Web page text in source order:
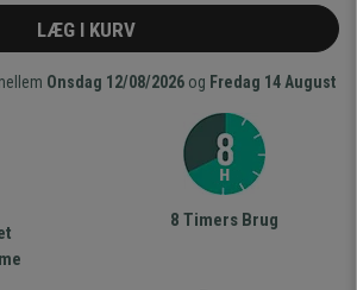
LÆG I KURV
Onsdag 12/08/2026 og Fredag 14 August
8 Timers Brug